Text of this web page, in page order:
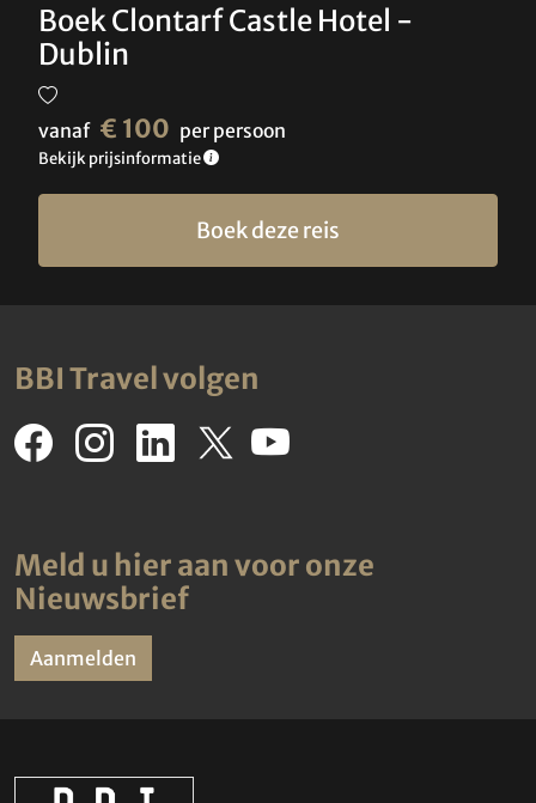
Boek Clontarf Castle Hotel -
Dublin
vanaf € 100 per persoon
Bekijk prijsinformatie
Boek deze reis
BBI Travel volgen
Meld u hier aan voor onze
Nieuwsbrief
Aanmelden